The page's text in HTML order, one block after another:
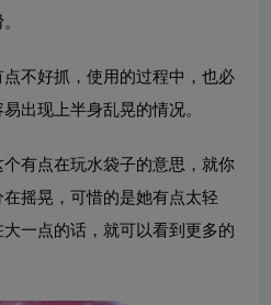
不好抓，使用的过程中，也必
出现上半身乱晃的情况。
有点在玩水袋子的意思，就你
摇晃，可惜的是她有点太轻
一点的话，就可以看到更多的